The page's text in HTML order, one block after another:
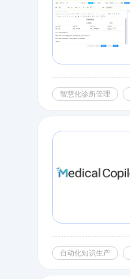
智慧化诊所管理
自动化知识生产